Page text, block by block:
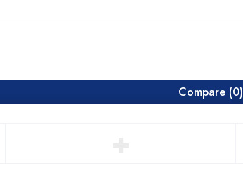
Compare (0)